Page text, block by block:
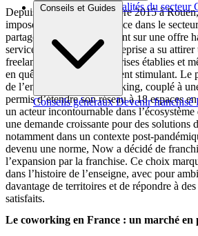
Brèves et actus Actualités du secteur
Conseils et Guides
Conseils généraux Devenir franchisé
Depuis ses débuts en octobre 2015 à
imposé comme une référence dans le
partagés. En mettant l’accent sur une offre
services différenciés, l’entreprise a su
freelances, startups, entreprises établies et
en quête d’un environnement stimulant. Le
de l’enseigne Now Coworking, couplé à
permis d’étendre son réseau à 18 espaces
un acteur incontournable dans
une demande croissante pour des solutions
notamment dans un contexte post-
devenu une norme, Now a décidé de
l’expansion par la franchise. Ce choix
dans l’histoire de l’enseigne, avec pour
davantage de territoires et de répondre à
satisfaits.
Le coworking en France : un marché en